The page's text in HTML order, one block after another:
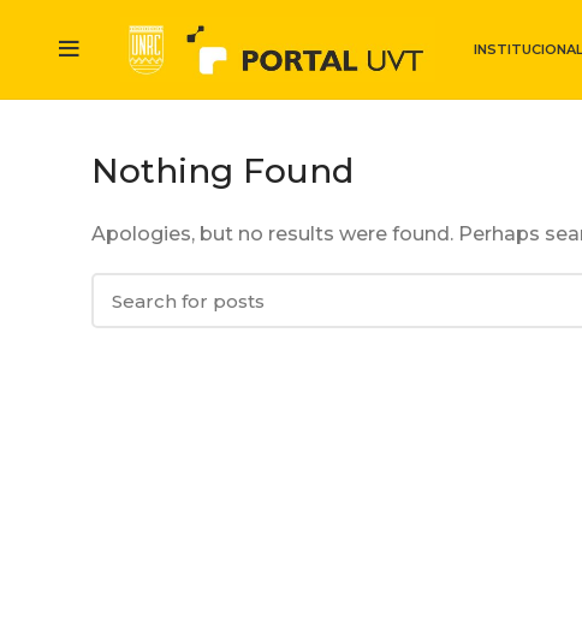
INSTITUCIONAL
Nothing Found
Apologies, but no results were found. Perhaps